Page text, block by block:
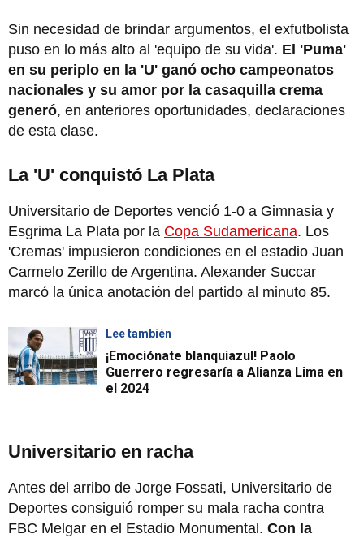
Sin necesidad de brindar argumentos, el exfutbolista
puso en lo más alto al 'equipo de su vida'. El 'Puma'
en su periplo en la 'U' ganó ocho campeonatos
nacionales y su amor por la casaquilla crema
generó, en anteriores oportunidades, declaraciones
de esta clase.
La 'U' conquistó La Plata
Universitario de Deportes venció 1-0 a Gimnasia y
Esgrima La Plata por la Copa Sudamericana. Los
'Cremas' impusieron condiciones en el estadio Juan
Carmelo Zerillo de Argentina. Alexander Succar
marcó la única anotación del partido al minuto 85.
Lee también
¡Emociónate blanquiazul! Paolo
Guerrero regresaría a Alianza Lima en
el 2024
Universitario en racha
Antes del arribo de Jorge Fossati, Universitario de
Deportes consiguió romper su mala racha contra
FBC Melgar en el Estadio Monumental. Con la